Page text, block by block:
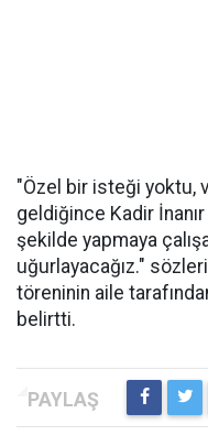
"Özel bir isteği yoktu,
geldiğince Kadir
şekilde yapmaya
uğurlayacağız."
töreninin aile
belirtti.